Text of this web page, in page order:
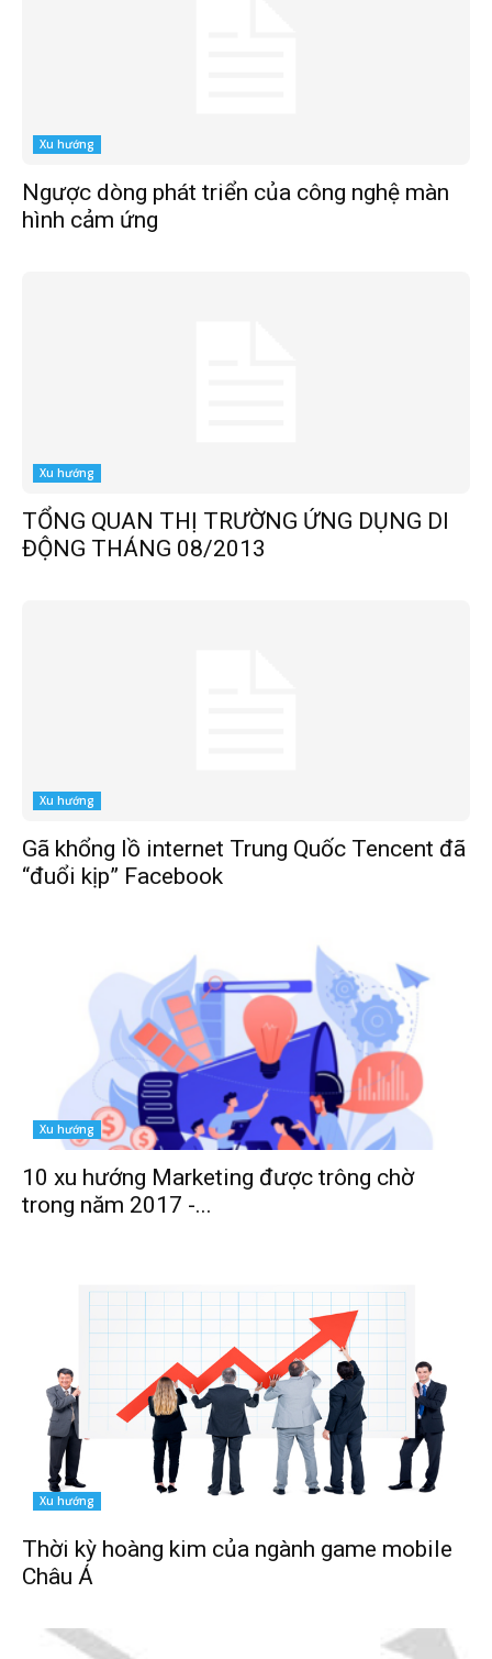
Xu hướng
Ngược dòng phát triển của công nghệ màn
hình cảm ứng
Xu hướng
TỔNG QUAN THỊ TRƯỜNG ỨNG DỤNG DI
ĐỘNG THÁNG 08/2013
Xu hướng
Gã khổng lồ internet Trung Quốc Tencent đã
“đuổi kịp” Facebook
Xu hướng
10 xu hướng Marketing được trông chờ
trong năm 2017 -...
Xu hướng
Thời kỳ hoàng kim của ngành game mobile
Châu Á